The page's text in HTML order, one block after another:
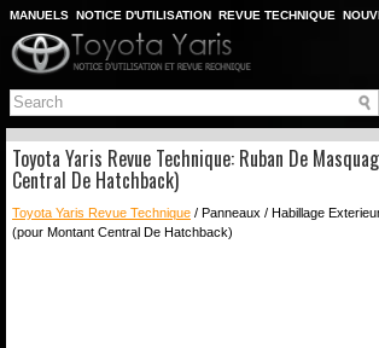
MANUELS NOTICE D'UTILISATION REVUE TECHNIQUE
PLAN DU SITE
CHERCHER
Toyota Yaris Revue Technique: Ruban De
Central De Hatchback)
Toyota Yaris Revue Technique / Panneaux / Habillage
(pour Montant Central De Hatchback)